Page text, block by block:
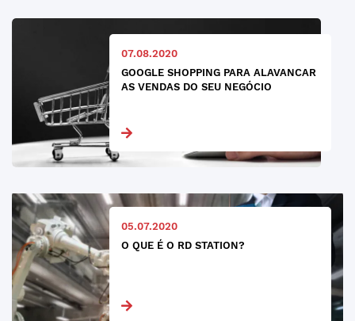
07.08.2020
GOOGLE SHOPPING PARA ALAVANCAR
AS VENDAS DO SEU NEGÓCIO
05.07.2020
O QUE É O RD STATION?